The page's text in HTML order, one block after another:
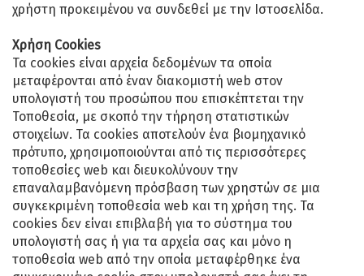
χρήστη προκειμένου να συνδεθεί με την Ιστοσελίδα.
Χρήση Cookies
Τα cookies είναι αρχεία δεδομένων τα οποία
μεταφέρονται από έναν διακομιστή web στον
υπολογιστή του προσώπου που επισκέπτεται την
Τοποθεσία, με σκοπό την τήρηση στατιστικών
στοιχείων. Τα cookies αποτελούν ένα βιομηχανικό
πρότυπο, χρησιμοποιούνται από τις περισσότερες
τοποθεσίες web και διευκολύνουν την
επαναλαμβανόμενη πρόσβαση των χρηστών σε μια
συγκεκριμένη τοποθεσία web και τη χρήση της. Τα
cookies δεν είναι επιβλαβή για το σύστημα του
υπολογιστή σας ή για τα αρχεία σας και μόνο η
τοποθεσία web από την οποία μεταφέρθηκε ένα